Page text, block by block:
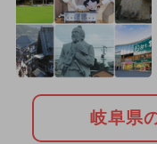
岐阜県